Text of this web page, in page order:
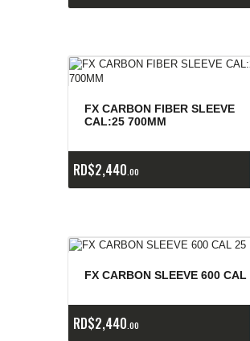
FX CARBON FIBER SLEEVE
CAL:25 700MM
RD$2,440 00
FX CARBON SLEEVE 600 CAL
RD$2,440 00